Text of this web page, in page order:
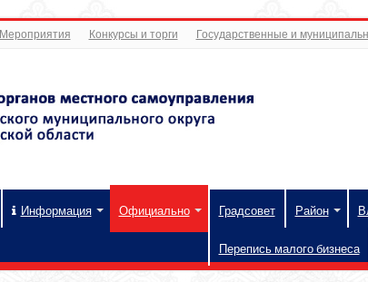
Мероприятия Конкурсы и торги Государственные и
Информация Официально Градсовет Район
Перепись малого бизнеса